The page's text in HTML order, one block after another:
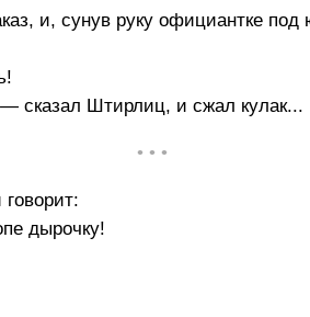
и, сунув руку официантке
сказал Штирлиц, и сжал кулак...
• • •
дырочку!